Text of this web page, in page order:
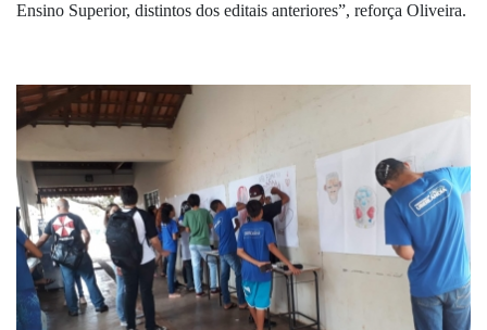
Ensino Superior, distintos dos editais anteriores”, reforça Oliveira.